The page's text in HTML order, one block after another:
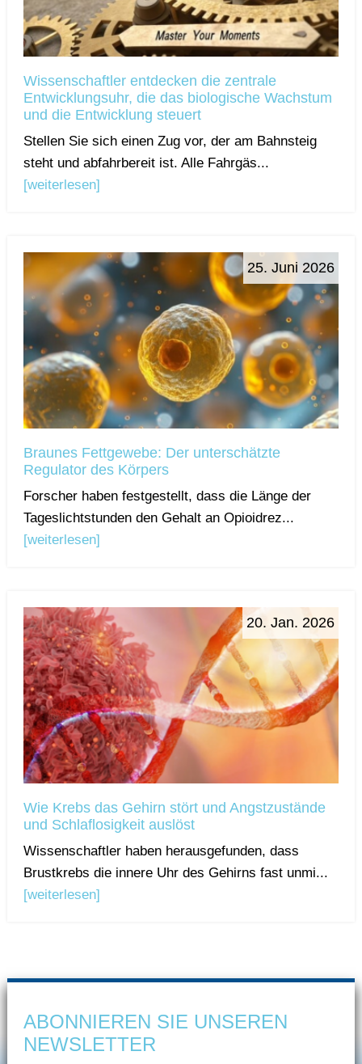
Wissenschaftler entdecken die zentrale
Entwicklungsuhr, die das biologische Wachstum
und die Entwicklung steuert
Stellen Sie sich einen Zug vor, der am Bahnsteig
steht und abfahrbereit ist. Alle Fahrgäs...
[weiterlesen]
25. Juni 2026
Braunes Fettgewebe: Der unterschätzte
Regulator des Körpers
Forscher haben festgestellt, dass die Länge der
Tageslichtstunden den Gehalt an Opioidrez...
[weiterlesen]
20. Jan. 2026
Wie Krebs das Gehirn stört und Angstzustände
und Schlaflosigkeit auslöst
Wissenschaftler haben herausgefunden, dass
Brustkrebs die innere Uhr des Gehirns fast unmi...
[weiterlesen]
ABONNIEREN SIE UNSEREN
NEWSLETTER